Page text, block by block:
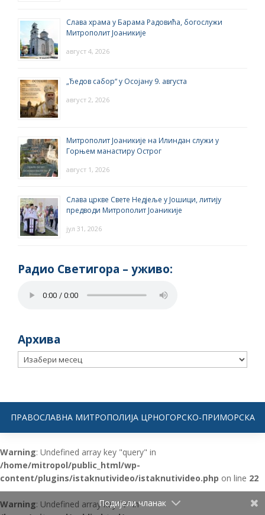
Слава храма у Барама Радовића, богослужи
Митрополит Јоаникије
август 4, 2026
„Ђедов сабор“ у Осојану 9. августа
август 2, 2026
Митрополит Јоаникије на Илиндан служи у
Горњем манастиру Острог
август 1, 2026
Слава цркве Свете Недјеље у Јошици, литију
предводи Митрополит Јоаникије
јул 31, 2026
Радио Светигора – yживо:
Архива
Архива
ПРАВОСЛАВНА МИТРОПОЛИЈА ЦРНОГОРСКО-ПРИМОРСКА
Warning: Undefined array key "query" in
/home/mitropol/public_html/wp-
content/plugins/istaknutivideo/istaknutivideo.php on line 22
Warning: Undefined array key "v" in
Подијели чланак